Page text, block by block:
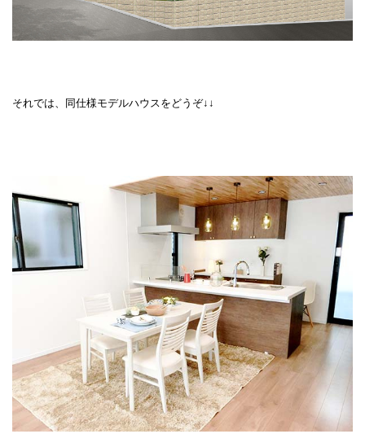
それでは、同仕様モデルハウスをどうぞ↓↓